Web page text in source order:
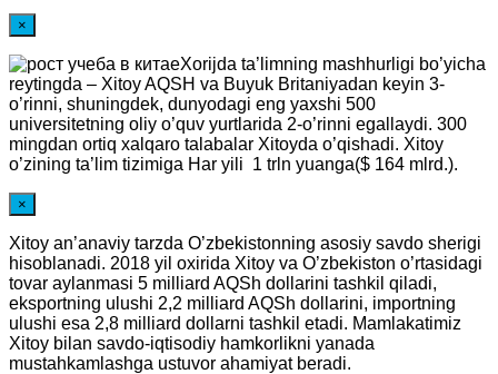
×
Xorijda ta’limning mashhurligi bo’yicha
reytingda – Xitoy AQSH va Buyuk Britaniyadan keyin 3-
o’rinni, shuningdek, dunyodagi eng yaxshi 500
universitetning oliy o’quv yurtlarida 2-o’rinni egallaydi. 300
mingdan ortiq xalqaro talabalar Xitoyda o’qishadi. Xitoy
o’zining ta’lim tizimiga Har yili 1 trln yuanga($ 164 mlrd.).
×
Xitoy an’anaviy tarzda O’zbekistonning asosiy savdo sherigi
hisoblanadi. 2018 yil oxirida Xitoy va O’zbekiston o’rtasidagi
tovar aylanmasi 5 milliard AQSh dollarini tashkil qiladi,
eksportning ulushi 2,2 milliard AQSh dollarini, importning
ulushi esa 2,8 milliard dollarni tashkil etadi. Mamlakatimiz
Xitoy bilan savdo-iqtisodiy hamkorlikni yanada
mustahkamlashga ustuvor ahamiyat beradi.